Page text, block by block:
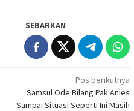
SEBARKAN
Pos berikutnya
Samsul Ode Bilang Pak Anies
Sampai Situasi Seperti Ini Masih